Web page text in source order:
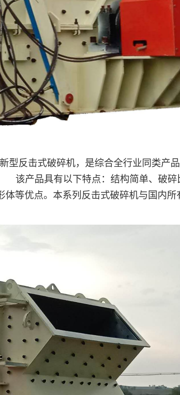
型反击式破碎机，是综合全行业同类产
该产品具有以下特点：结构简单、破碎
等优点。本系列反击式破碎机与国内所